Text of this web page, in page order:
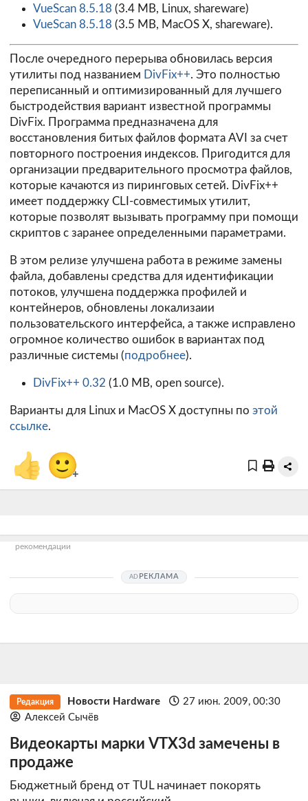
VueScan 8.5.18 (3.4 MB, Linux, shareware)
VueScan 8.5.18 (3.5 MB, MacOS X, shareware).
После очередного перерыва обновилась версия
утилиты под названием DivFix++. Это полностью
переписанный и оптимизированный для лучшего
быстродействия вариант известной программы
DivFix. Программа предназначена для
восстановления битых файлов формата AVI за счет
повторного построения индексов. Пригодится для
организации предварительного просмотра файлов,
которые качаются из пиринговых сетей. DivFix++
имеет поддержку CLI-совместимых утилит,
которые позволят вызывать программу при помощи
скриптов с заранее определенными параметрами.
В этом релизе улучшена работа в режиме замены
файла, добавлены средства для идентификации
потоков, улучшена поддержка профилей и
контейнеров, обновлены локализаии
пользовательского интерфейса, а также исправлено
огромное количество ошибок в вариантах под
различные системы (подробнее).
DivFix++ 0.32 (1.0 MB, open source).
Варианты для Linux и MacOS X доступны по этой
ссылке.
👍 🙂+
рекомендации
РЕКЛАМА
Редакция Новости Hardware
27 июн. 2009, 00:30
Алексей Сычёв
Видеокарты марки VTX3d замечены в
продаже
Бюджетный бренд от TUL начинает покорять